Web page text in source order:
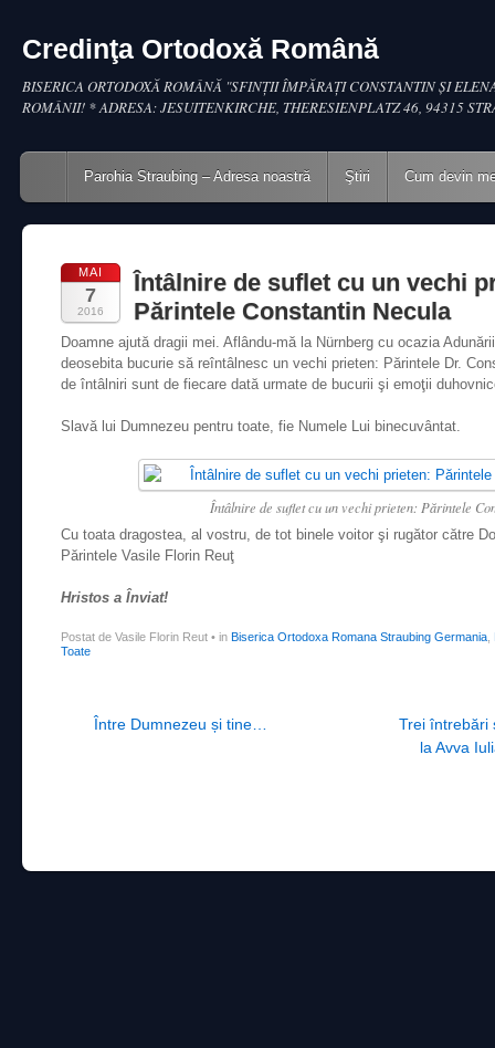
Credinţa Ortodoxă Română
BISERICA ORTODOXĂ ROMÂNĂ "SFINŢII ÎMPĂRAŢI CONSTANTIN ŞI
ROMÂNII! * ADRESA: JESUITENKIRCHE, THERESIENPLATZ 46, 94315
Main menu
Skip to content
Parohia Straubing – Adresa noastră Ştiri Cum devin
MAI
7
2016
Întâlnire de suflet cu un vechi
Părintele Constantin Necula
Doamne ajută dragii mei. Aflându-mă la Nürnberg cu ocazia
deosebita bucurie să reîntâlnesc un vechi prieten: Părintele Dr.
de întâlniri sunt de fiecare dată urmate de bucurii şi emoţii
Slavă lui Dumnezeu pentru toate, fie Numele Lui binecuvântat.
Întâlnire de suflet cu un vechi prieten: Părintele
Cu toata dragostea, al vostru, de tot binele voitor şi rugător către
Părintele Vasile Florin Reuţ
Hristos a Înviat!
Postat de Vasile Florin Reut • in Biserica Ortodoxa Romana Straubing Germania
Toate
Post navigation
Între Dumnezeu și tine…
Trei întrebări
la Avva